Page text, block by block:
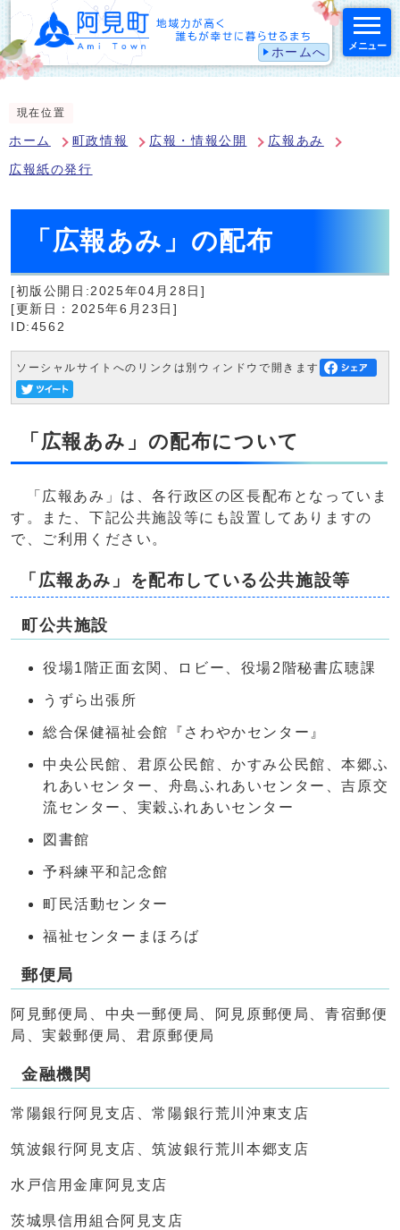
ホームへ メニュー
現在位置
ホーム 町政情報 広報・情報公開 広報あみ
広報紙の発行
「広報あみ」の配布
[初版公開日:2025年04月28日]
[更新日：2025年6月23日]
ID:4562
ソーシャルサイトへのリンクは別ウィンドウで開きます
「広報あみ」の配布について
「広報あみ」は、各行政区の区長配布となっていま
す。また、下記公共施設等にも設置してありますの
で、ご利用ください。
「広報あみ」を配布している公共施設等
町公共施設
役場1階正面玄関、ロビー、役場2階秘書広聴課
うずら出張所
総合保健福祉会館『さわやかセンター』
中央公民館、君原公民館、かすみ公民館、本郷ふ
れあいセンター、舟島ふれあいセンター、吉原交
流センター、実穀ふれあいセンター
図書館
予科練平和記念館
町民活動センター
福祉センターまほろば
郵便局
阿見郵便局、中央一郵便局、阿見原郵便局、青宿郵便
局、実穀郵便局、君原郵便局
金融機関
常陽銀行阿見支店、常陽銀行荒川沖東支店
筑波銀行阿見支店、筑波銀行荒川本郷支店
水戸信用金庫阿見支店
茨城県信用組合阿見支店